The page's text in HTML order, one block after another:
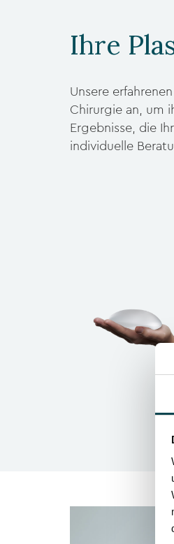
Ihre
Unsere
Chirurgie an, um
Ergebnisse, die
individuelle